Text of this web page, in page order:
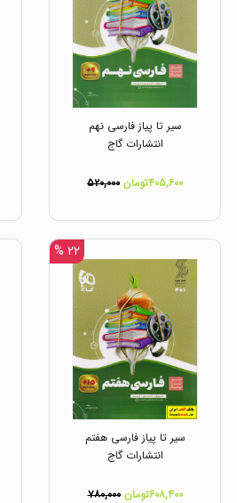
سیر تا پیاز فارسی نهم
انتشارات گاج
۴۰۵,۶۰۰تومان ۵۲۰,۰۰۰
۲۲ %
سیر تا پیاز فارسی هفتم
انتشارات گاج
۶۰۸,۴۰۰تومان ۷۸۰,۰۰۰